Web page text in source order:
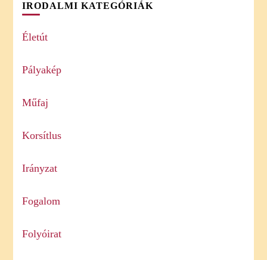
IRODALMI KATEGÓRIÁK
Életút
Pályakép
Műfaj
Korsítlus
Irányzat
Fogalom
Folyóirat